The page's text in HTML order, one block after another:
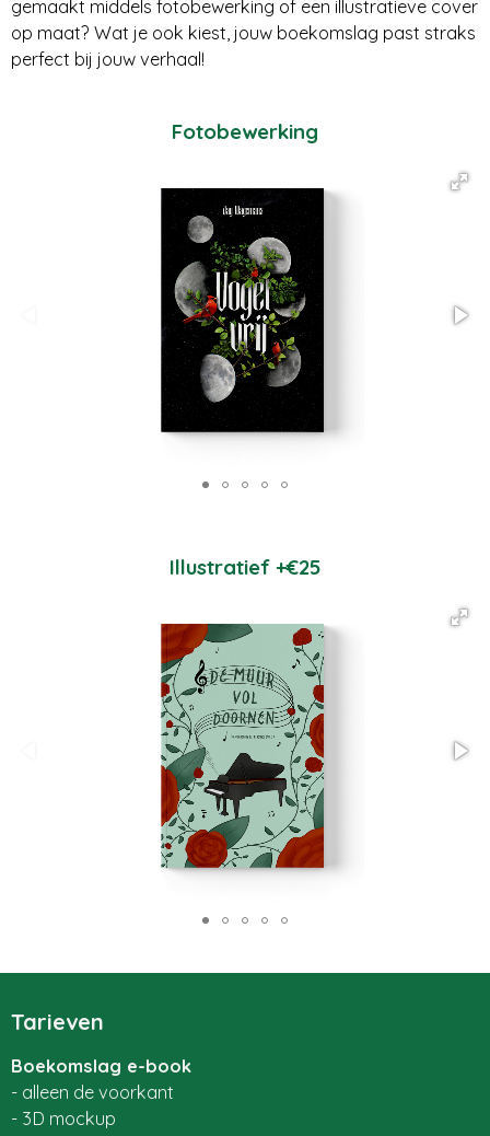
gemaakt middels fotobewerking of een illustratieve cover
op maat? Wat je ook kiest, jouw boekomslag past straks
perfect bij jouw verhaal!
Fotobewerking
Illustratief +€25
Tarieven
Boekomslag e-book
- alleen de voorkant
- 3D mockup